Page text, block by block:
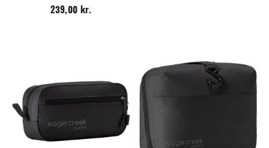
239,00 kr.